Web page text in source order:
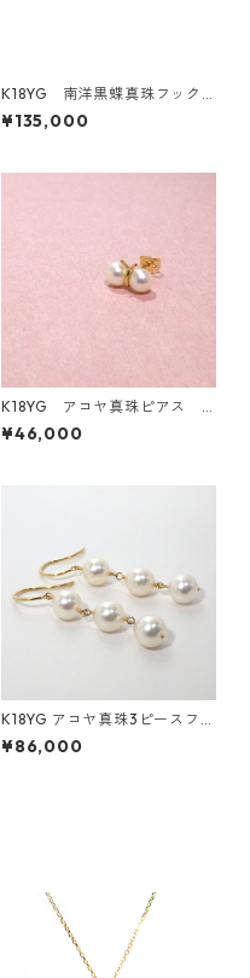
K18YG 南洋黒蝶真珠フック
ピアス 9.0－9.5ｍｍ（KR80
205）
¥135,000
K18YG アコヤ真珠ピアス
片耳 or 両耳《てふてふ》（K
R70124）
¥46,000
K18YG アコヤ真珠3ピースフッ
クピアス 6.5－7.0ｍｍ（KR
60106）
¥86,000